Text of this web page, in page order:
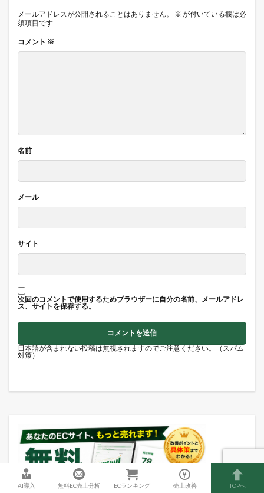
メールアドレスが公開されることはありません。 ※ が付いている欄は必
須項目です
コメント ※
名前
メール
サイト
次回のコメントで使用するためブラウザーに自分の名前、メールアドレ
ス、サイトを保存する。
日本語が含まれない投稿は無視されますのでご注意ください。（スパム
対策）
AI導入 無料EC売上分析 ECランキング 売上改善 TOPへ